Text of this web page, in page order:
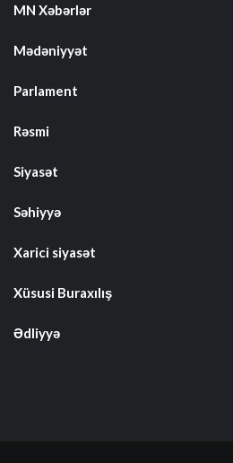
MN Xəbərlər
Mədəniyyət
Parlament
Rəsmi
Siyasət
Səhiyyə
Xarici siyasət
Xüsusi Buraxılış
Ədliyyə